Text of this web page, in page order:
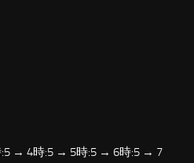
→ 4時:5 → 5時:5 → 6時:5 → 7